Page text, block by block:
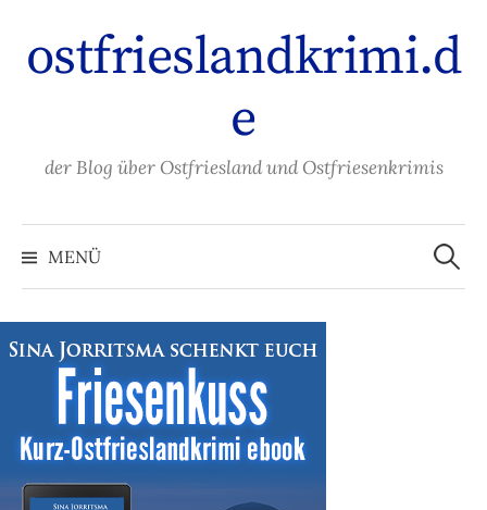
Inhalt
überspringen
ostfrieslandkrimi.d
e
der Blog über Ostfriesland und Ostfriesenkrimis
MENÜ
Suchen
nach: